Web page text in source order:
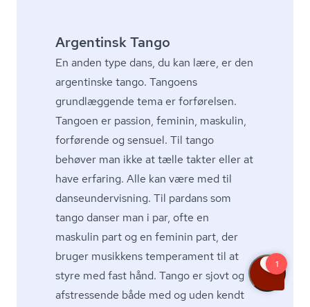
Argentinsk Tango
En anden type dans, du kan lære, er den
argentinske tango. Tangoens
grundlæggende tema er forførelsen.
Tangoen er passion, feminin, maskulin,
forførende og sensuel. Til tango
behøver man ikke at tælle takter eller at
have erfaring. Alle kan være med til
dan­se­un­der­vis­ning. Til pardans som
tango danser man i par, ofte en
maskulin part og en feminin part, der
bruger musikkens temperament til at
styre med fast hånd. Tango er sjovt og
afstressende både med og uden kendt